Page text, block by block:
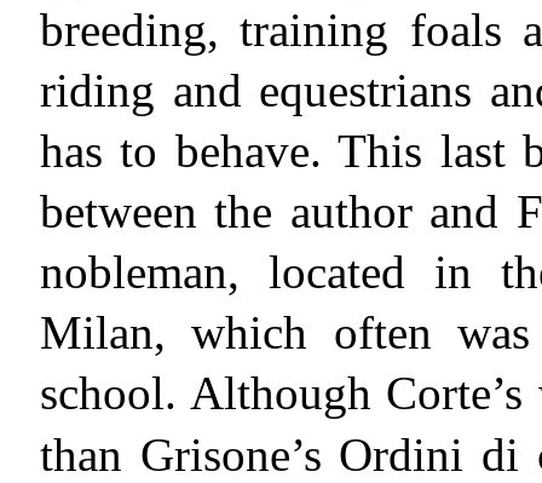
breeding, training foals
riding and equestrians
has to behave. This last
between the author and
nobleman, located in
Milan, which often
school. Although
than Grisone’s Ordini